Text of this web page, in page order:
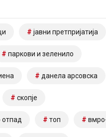
јавни претпријатија
паркови и зеленило
данела арсовска
скопје
отпад топ